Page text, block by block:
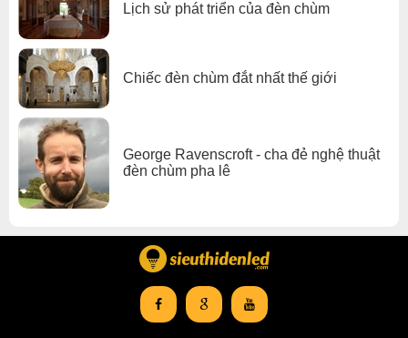
Lịch sử phát triển của đèn chùm
Chiếc đèn chùm đắt nhất thế giới
George Ravenscroft - cha đẻ nghệ thuật
đèn chùm pha lê